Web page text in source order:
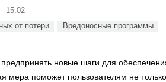
15:02
от потери Вредоносные программы
новые шаги для
мера поможет пользователям не